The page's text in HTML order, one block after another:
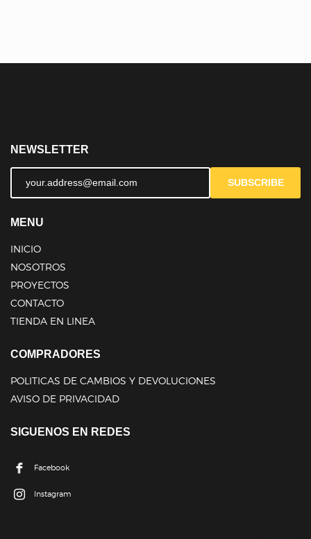
NEWSLETTER
SUBSCRIBE
MENU
INICIO
NOSOTROS
PROYECTOS
CONTACTO
TIENDA EN LINEA
COMPRADORES
POLITICAS DE CAMBIOS Y DEVOLUCIONES
AVISO DE PRIVACIDAD
SIGUENOS EN REDES
Facebook
Instagram